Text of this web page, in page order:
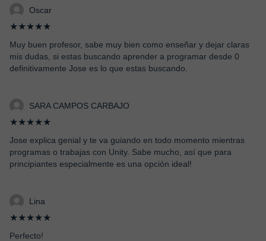
Oscar
★★★★★
Muy buen profesor, sabe muy bien como enseñar y dejar claras
mis dudas, si estas buscando aprender a programar desde 0
definitivamente Jose es lo que estas buscando.
SARA CAMPOS CARBAJO
★★★★★
Jose explica genial y te va guiando en todo momento mientras
programas o trabajas con Unity. Sabe mucho, así que para
principiantes especialmente es una opción ideal!
Lina
★★★★★
Perfecto!